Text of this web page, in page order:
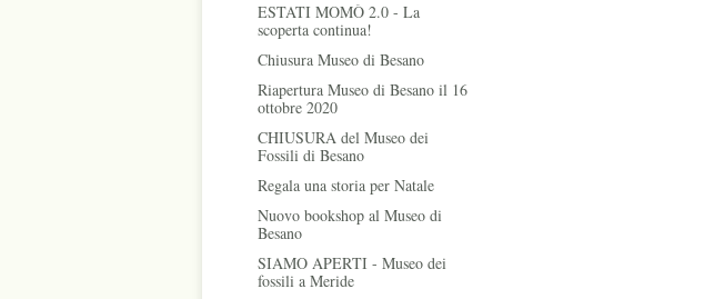
ESTATI MOMÒ 2.0 - La
scoperta continua!
Chiusura Museo di Besano
Riapertura Museo di Besano il 16
ottobre 2020
CHIUSURA del Museo dei
Fossili di Besano
Regala una storia per Natale
Nuovo bookshop al Museo di
Besano
SIAMO APERTI - Museo dei
fossili a Meride